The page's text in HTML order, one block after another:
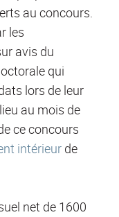
au concours.
les
avis du
qui
lors de leur
au mois de
ce concours
intérieur de
net de 1600